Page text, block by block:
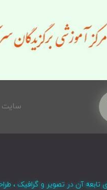
سایت
آن در تصویر و گرافیک ،